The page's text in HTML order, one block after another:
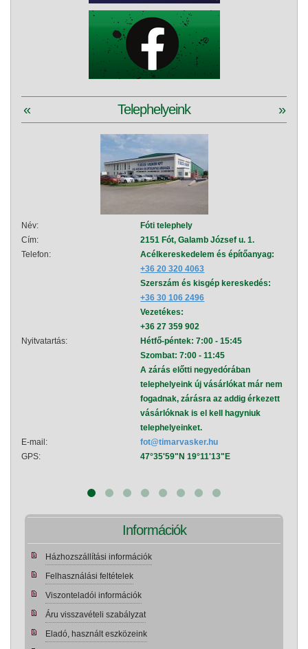
Telephelyeink
« »
Név:
Fóti telephely
Cím:
2151 Fót, Galamb József u. 1.
Telefon:
Acélkereskedelem és építőanyag:
+36 20 320 4063
Szerszám és kisgép kereskedés:
+36 30 106 2496
Vezetékes:
+36 27 359 902
Nyitvatartás:
Hétfő-péntek: 7:00 - 15:45
Szombat: 7:00 - 11:45
A zárás előtti negyedórában
telephelyeink új vásárlókat már nem
fogadnak, zárásra az addig érkezett
vásárlóknak is el kell hagyniuk
telephelyeinket.
E-mail:
fot@timarvasker.hu
GPS:
47°35'59"N 19°11'13"E
Információk
Házhozszállítási információk
Felhasználási feltételek
Viszonteladói információk
Áru visszavételi szabályzat
Eladó, használt eszközeink